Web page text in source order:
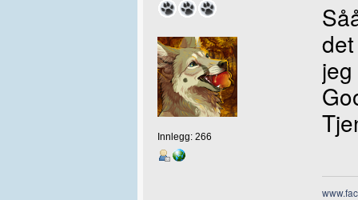
Innlegg: 266